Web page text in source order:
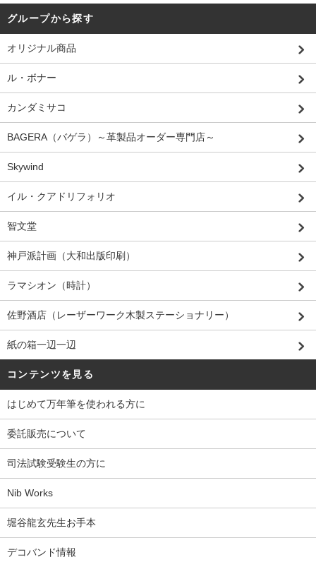
グループから探す
オリジナル商品
ル・ボナー
カンダミサコ
BAGERA（バゲラ）～革製品オーダー専門店～
Skywind
イル・クアドリフォリオ
智文堂
神戸派計画（大和出版印刷）
ラマシオン（時計）
佐野酒店（レーザーワーク木製ステーショナリー）
紙の箱一辺一辺
コンテンツを見る
はじめて万年筆を使われる方に
委託販売について
司法試験受験生の方に
Nib Works
堀谷龍玄先生お手本
デコバンド情報